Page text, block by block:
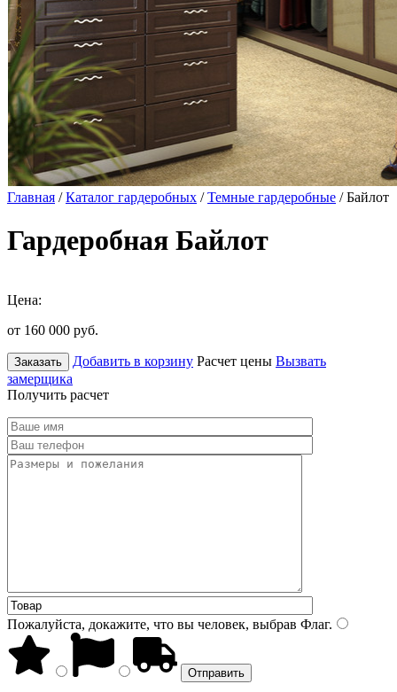
Главная /Каталог гардеробных /Темные гардеробные / Байлот
Гардеробная Байлот
Цена:
от 160 000 руб.
Заказать Добавить в корзину Расчет цены Вызвать
замерщика
Получить расчет
Пожалуйста, докажите, что вы человек, выбрав Флаг.